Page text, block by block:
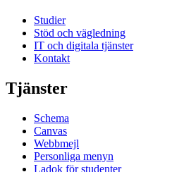
Studier
Stöd och vägledning
IT och digitala tjänster
Kontakt
Tjänster
Schema
Canvas
Webbmejl
Personliga menyn
Ladok för studenter